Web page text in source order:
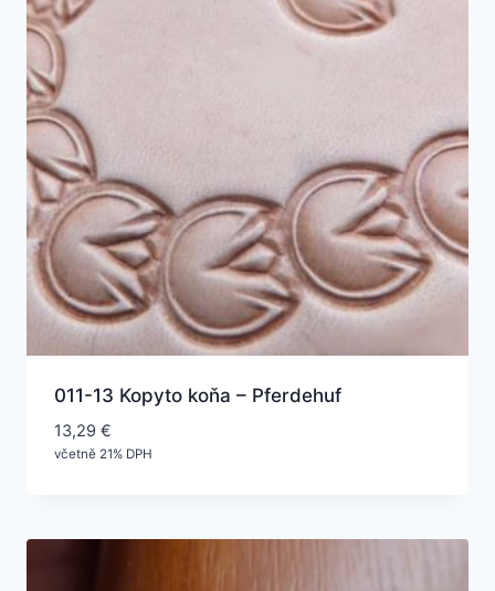
011-13 Kopyto koňa – Pferdehuf
13,29 €
včetně 21% DPH